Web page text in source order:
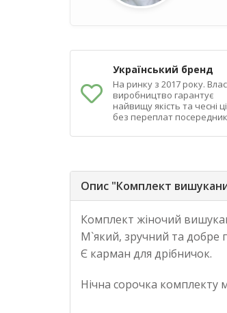
Український бренд
На ринку з 2017 року.
виробництво гарантує
найвищу якість та чесні
без переплат
Опис "Комплект
Комплект жіночий
М`який, зручний та добре
Є карман для дрібничок.
Нічна сорочка комплекту